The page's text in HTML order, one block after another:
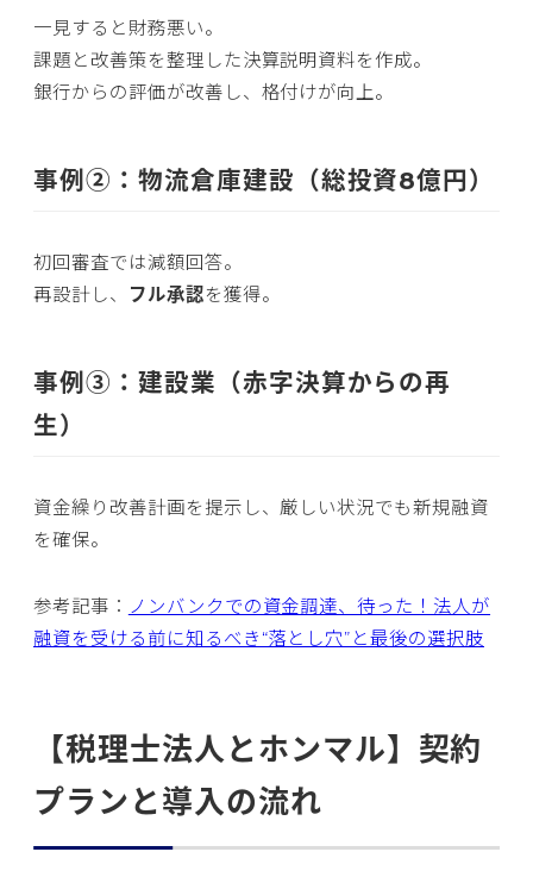
一見すると財務悪い。
課題と改善策を整理した決算説明資料を作成。
銀行からの評価が改善し、格付けが向上。
事例②：物流倉庫建設（総投資8億円）
初回審査では減額回答。
再設計し、
フル承認を獲得。
事例③：建設業（赤字決算からの再
生）
資金繰り改善計画を提示し、厳しい状況でも新規融資
を確保。
参考記事： ノンバンクでの資金調達、待った！法人が
融資を受ける前に知るべき“落とし穴”と最後の選択肢
【税理士法人とホンマル】契約
プランと導入の流れ